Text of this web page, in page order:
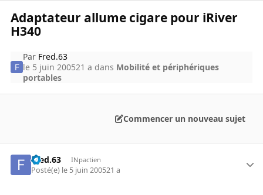
Adaptateur allume cigare pour iRiver
H340
Par Fred.63
le 5 juin 200521 a dans Mobilité et périphériques
portables
Commencer un nouveau sujet
Fred.63 INpactien
Posté(e) le 5 juin 200521 a